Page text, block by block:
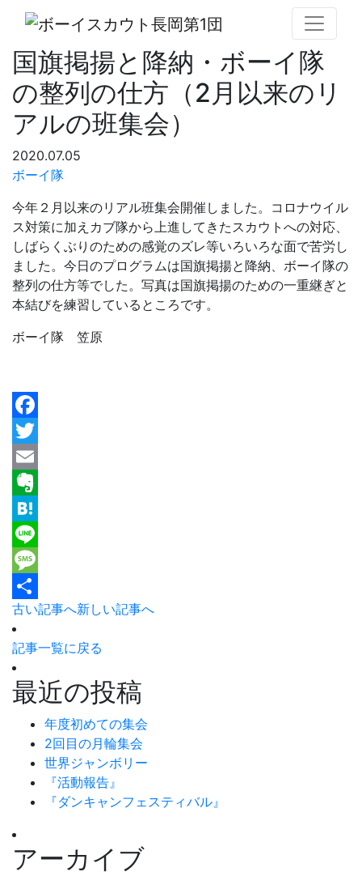
国旗掲揚と降納・ボーイ隊
の整列の仕方（2月以来のリ
アルの班集会）
2020.07.05
ボーイ隊
今年２月以来のリアル班集会開催しました。コロナウイル
ス対策に加えカブ隊から上進してきたスカウトへの対応、
しばらくぶりのための感覚のズレ等いろいろな面で苦労し
ました。今日のプログラムは国旗掲揚と降納、ボーイ隊の
整列の仕方等でした。写真は国旗掲揚のための一重継ぎと
本結びを練習しているところです。
ボーイ隊 笠原
Facebook
Twitter
Email
Evernote
Hatena
Line
Message
共
古い記事へ新しい記事へ
記事一覧に戻る
最近の投稿
年度初めての集会
2回目の月輪集会
世界ジャンボリー
『活動報告』
『ダンキャンフェスティバル』
アーカイブ